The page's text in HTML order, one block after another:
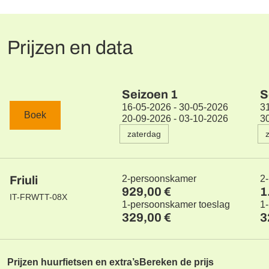
Prijzen en data
Boek
Friuli
IT-FRWTT-08X
Seizoen 1
16-05-2026 - 30-05-2026
20-09-2026 - 03-10-2026
zaterdag
2-persoonskamer
929,00 €
1-persoonskamer toeslag
329,00 €
Prijzen huurfietsen en extra’sBereken de prijs